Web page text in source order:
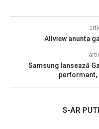
Allview anunta
Samsung lansează
performant,
S-AR